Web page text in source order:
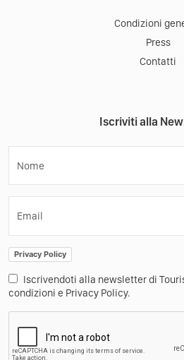
Condizioni
Press
Contatti
Iscriviti alla
Nome
Email
Privacy Policy
Iscrivendoti alla newsletter di
condizioni e Privacy Policy.